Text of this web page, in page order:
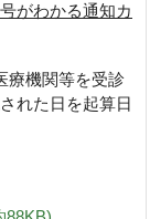
がわかる通知カ
療機関等を受診
れた日を起算日